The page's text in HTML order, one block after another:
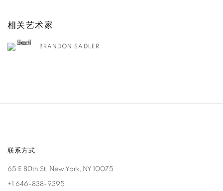
相关艺术家
BRANDON SADLER
联系方式
65 E 80th St, New York, NY 10075
+1 646-838-9395